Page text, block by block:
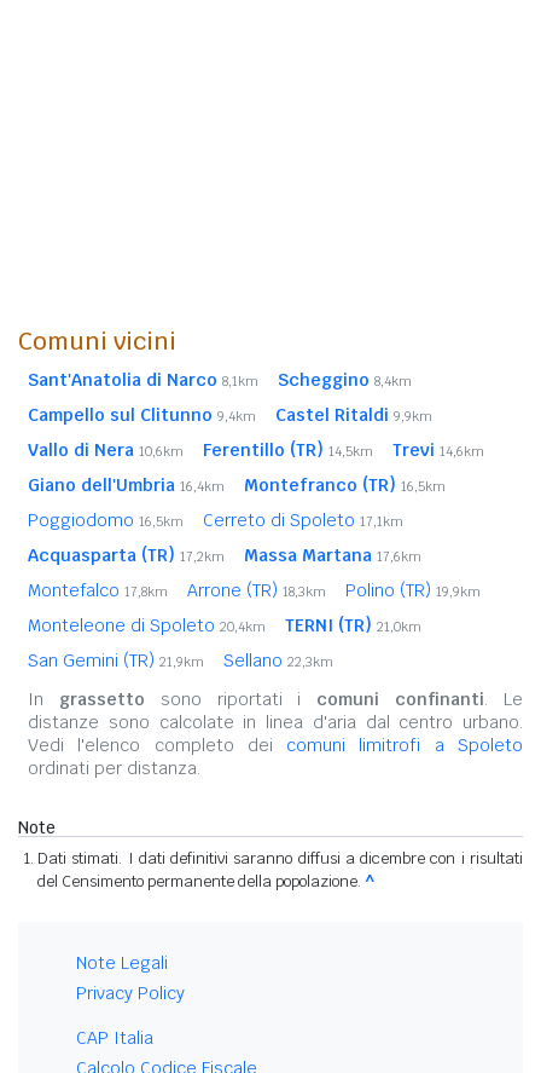
Comuni vicini
Sant'Anatolia di Narco 8,1km Scheggino 8,4km
Campello sul Clitunno 9,4km Castel Ritaldi 9,9km
Vallo di Nera 10,6km Ferentillo (TR) 14,5km Trevi 14,6km
Giano dell'Umbria 16,4km Montefranco (TR) 16,5km
Poggiodomo 16,5km Cerreto di Spoleto 17,1km
Acquasparta (TR) 17,2km Massa Martana 17,6km
Montefalco 17,8km Arrone (TR) 18,3km Polino (TR) 19,9km
Monteleone di Spoleto 20,4km TERNI (TR) 21,0km
San Gemini (TR) 21,9km Sellano 22,3km
In grassetto sono riportati i comuni confinanti. Le
distanze sono calcolate in linea d'aria dal centro urbano.
Vedi l'elenco completo dei comuni limitrofi a Spoleto
ordinati per distanza.
Note
Dati stimati. I dati definitivi saranno diffusi a dicembre con i risultati
del Censimento permanente della popolazione. ^
Note Legali
Privacy Policy
CAP Italia
Calcolo Codice Fiscale